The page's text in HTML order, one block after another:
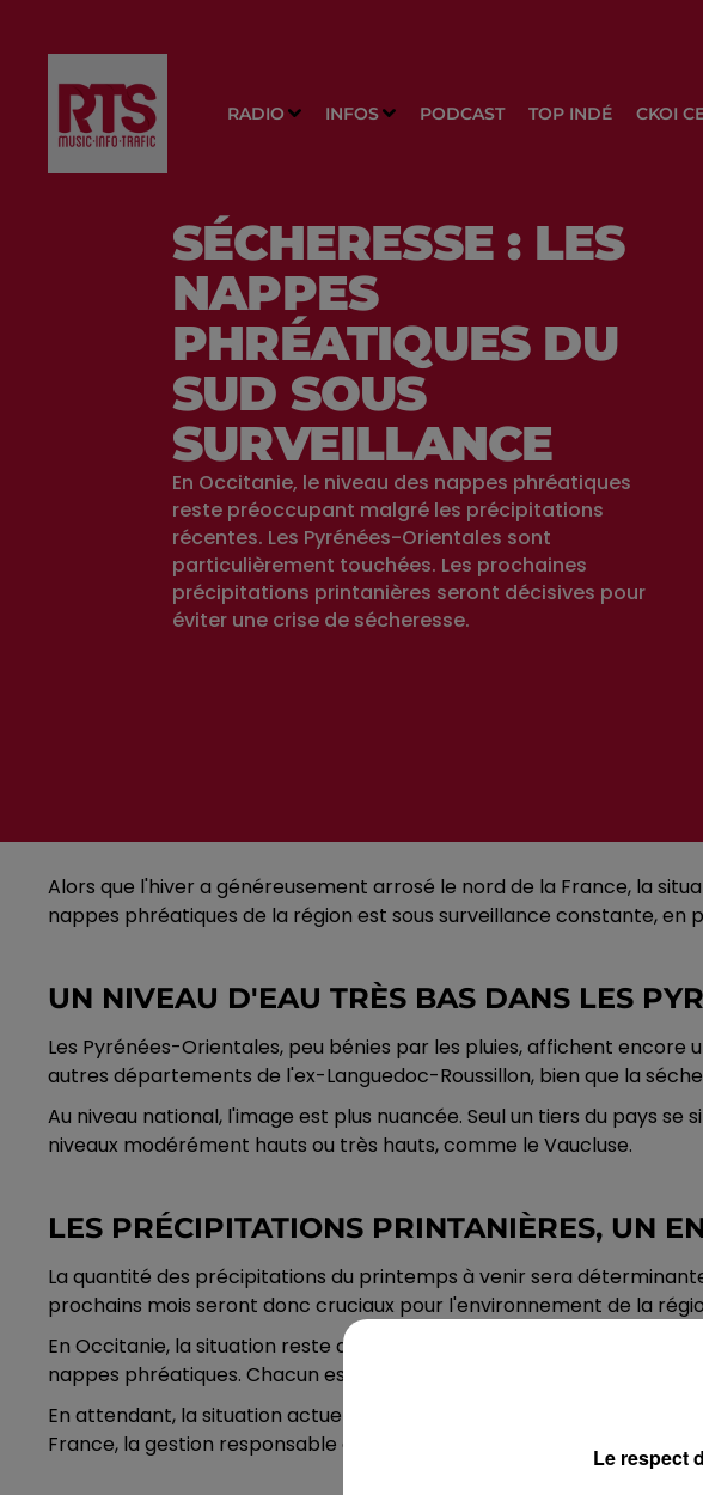
RADIO INFOS PODCAST TOP INDÉ CKOI
SÉCHERESSE : LES
NAPPES
PHRÉATIQUES DU
SUD SOUS
SURVEILLANCE
En Occitanie, le niveau des nappes phréatiques
reste préoccupant malgré les précipitations
récentes. Les Pyrénées-Orientales sont
particulièrement touchées. Les prochaines
précipitations printanières seront décisives pour
éviter une crise de sécheresse.
Alors que l'hiver a généreusement arrosé le nord de la France, la
nappes phréatiques de la région est sous surveillance constante, en
UN NIVEAU D'EAU TRÈS BAS DANS LES
Les Pyrénées-Orientales, peu bénies par les pluies, affichent
autres départements de l'ex-Languedoc-Roussillon, bien que la
Au niveau national, l'image est plus nuancée. Seul un tiers du pays
niveaux modérément hauts ou très hauts, comme le Vaucluse.
LES PRÉCIPITATIONS PRINTANIÈRES, UN
La quantité des précipitations du printemps à venir sera
prochains mois seront donc cruciaux pour l'environnement de la
En Occitanie, la situation reste donc sous haute surveillance. Les
nappes phréatiques. Chacun espère que le printemps apportera
En attendant, la situation actuelle rappelle à tous l'importance de
France, la gestion responsable de cette ressource précieuse est un
Le respect